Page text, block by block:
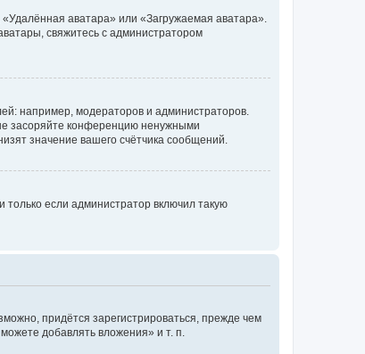
аватара» или «Загружаемая аватара».
свяжитесь с администратором
например, модераторов и администраторов.
засоряйте конференцию ненужными
значение вашего счётчика сообщений.
если администратор включил такую
придётся зарегистрироваться, прежде чем
добавлять вложения» и т. п.